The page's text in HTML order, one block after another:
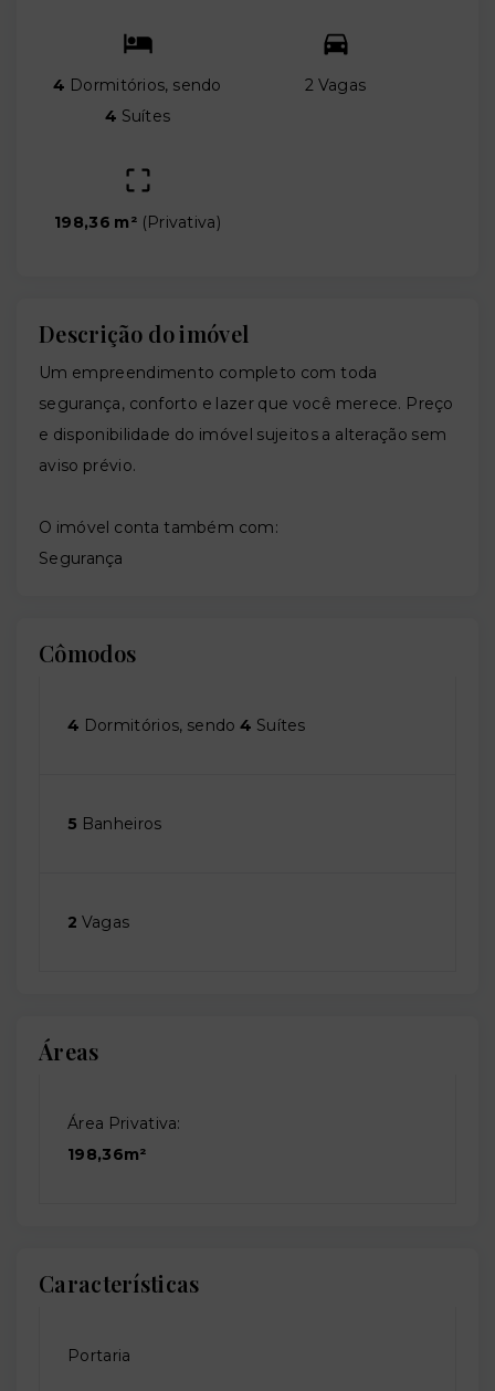
4 Dormitórios, sendo
4 Suítes
2 Vagas
198,36 m² (Privativa)
Descrição do imóvel
Um empreendimento completo com toda
segurança, conforto e lazer que você merece. Preço
e disponibilidade do imóvel sujeitos a alteração sem
aviso prévio.
O imóvel conta também com:
Segurança
Cômodos
4 Dormitórios, sendo4 Suítes
5 Banheiros
2 Vagas
Áreas
Área Privativa:
198,36m²
Características
Portaria